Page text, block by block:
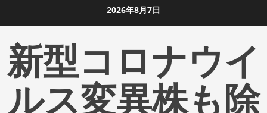
ン
ツ
2026年8月7日
新型コロナウイ
ルス変異株も除